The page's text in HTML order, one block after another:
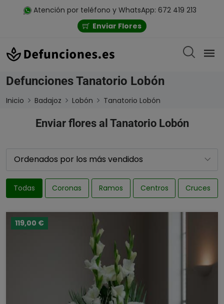
Atención por teléfono y WhatsApp: 672 419 213
Enviar Flores
Defunciones Tanatorio Lobón
Inicio Badajoz Lobón Tanatorio Lobón
Enviar flores al Tanatorio Lobón
Todas Coronas Ramos Centros Cruces
119,00 €